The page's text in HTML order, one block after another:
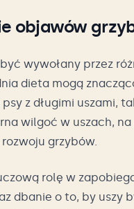
objawów
wywołany przez
dieta mogą
z długimi uszami,
wilgoć w uszach,
grzybów.
rolę w
dbanie o to, by uszy